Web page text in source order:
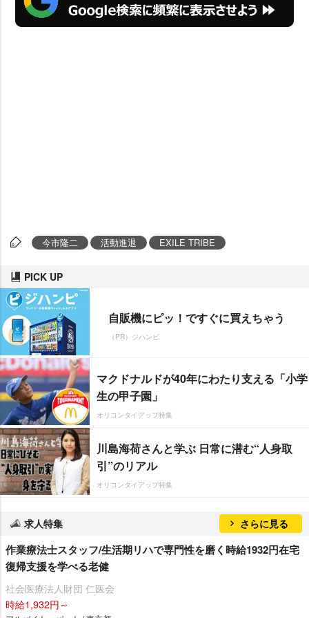
今市隆二 活動進退 EXILE TRIBE
PICK UP
自販機にピッ！ですぐに買えちゃう
（PR）ジハンピ
マクドナルドが40年にわたり支える「小学
生の甲子園」
オリコンタイアップ特集
川島海荷さんと学ぶ 日常に潜む“人身取
引”のリアル
オリコンタイアップ特集
求人特集 さらに見る
作業療法士スタッフ/生活期リハで専門性を磨く時給1932円在宅
復帰支援を学べる老健
社会医療法人財団 仁医会
時給1,932円～